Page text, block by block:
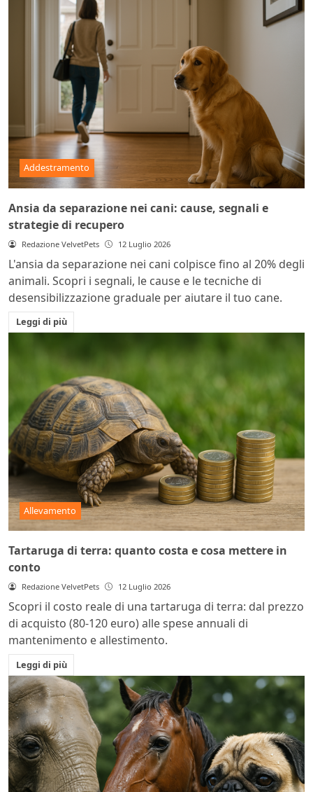
Addestramento
Ansia da separazione nei cani: cause, segnali e
strategie di recupero
Redazione VelvetPets 12 Luglio 2026
L'ansia da separazione nei cani colpisce fino al 20% degli
animali. Scopri i segnali, le cause e le tecniche di
desensibilizzazione graduale per aiutare il tuo cane.
Leggi di più
Allevamento
Tartaruga di terra: quanto costa e cosa mettere in
conto
Redazione VelvetPets 12 Luglio 2026
Scopri il costo reale di una tartaruga di terra: dal prezzo
di acquisto (80-120 euro) alle spese annuali di
mantenimento e allestimento.
Leggi di più